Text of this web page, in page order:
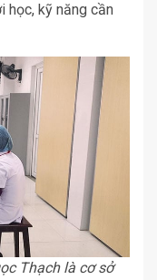
học, kỹ năng cần
Thạch là cơ sở